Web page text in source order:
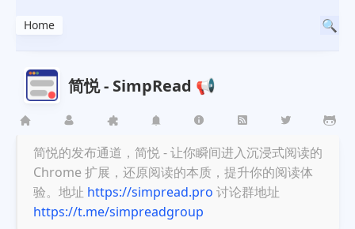
简悦 - SimpRead 📢
简悦的发布通道，简悦 - 让你瞬间进入沉浸式阅读的
Chrome 扩展，还原阅读的本质，提升你的阅读体
验。地址 https://simpread.pro 讨论群地址
https://t.me/simpreadgroup
Home